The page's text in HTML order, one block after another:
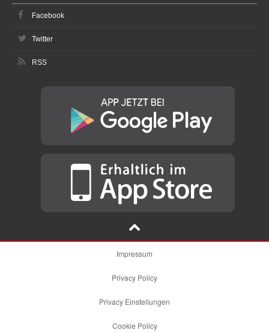
Facebook
Twitter
RSS
Impressum
Privacy Policy
Privacy Einstellungen
Cookie Policy